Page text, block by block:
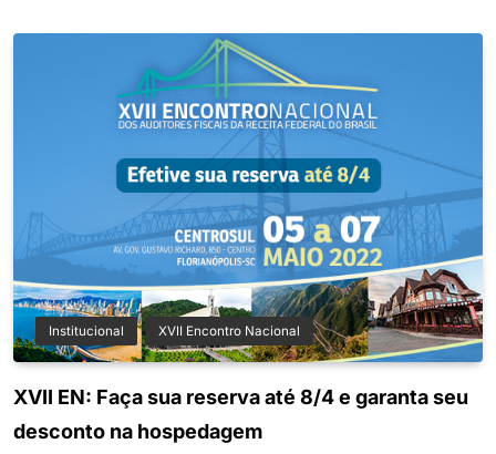
Institucional XVII Encontro Nacional
XVII EN: Faça sua reserva até 8/4 e garanta seu
desconto na hospedagem